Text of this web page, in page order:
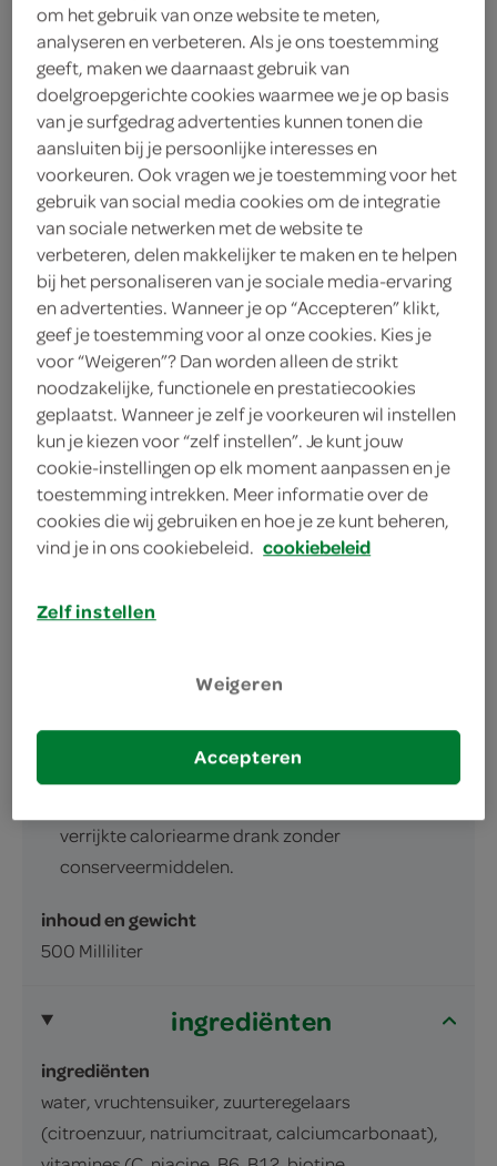
Vitamin Well Vitamin
Well Drank React
Vitamin Well
500 Milliliter
Let op: aanbiedingen zijn niet zichtbaar bij de
producten, maar worden wél automatisch
verwerkt in de winkelmand.
pak een gekoelde vitamine-drank met lichte smaak,
fijn als smaakvol alternatief voor frisdrank tijdens
werk, studie of onderweg
omschrijving
verrijkte caloriearme drank zonder
conserveermiddelen.
inhoud en gewicht
500 Milliliter
ingrediënten
ingrediënten
water, vruchtensuiker, zuurteregelaars
(citroenzuur, natriumcitraat, calciumcarbonaat),
om het gebruik van onze website te meten,
analyseren en verbeteren. Als je ons toestemming
geeft, maken we daarnaast gebruik van
doelgroepgerichte cookies waarmee we je op basis
van je surfgedrag advertenties kunnen tonen die
aansluiten bij je persoonlijke interesses en
voorkeuren. Ook vragen we je toestemming voor het
gebruik van social media cookies om de integratie
van sociale netwerken met de website te
verbeteren, delen makkelijker te maken en te helpen
bij het personaliseren van je sociale media-ervaring
en advertenties. Wanneer je op “Accepteren” klikt,
geef je toestemming voor al onze cookies. Kies je
voor “Weigeren”? Dan worden alleen de strikt
noodzakelijke, functionele en prestatiecookies
geplaatst. Wanneer je zelf je voorkeuren wil instellen
kun je kiezen voor “zelf instellen”. Je kunt jouw
cookie-instellingen op elk moment aanpassen en je
toestemming intrekken. Meer informatie over de
cookies die wij gebruiken en hoe je ze kunt beheren,
vind je in ons cookiebeleid. cookiebeleid
Zelf instellen
Weigeren
Accepteren